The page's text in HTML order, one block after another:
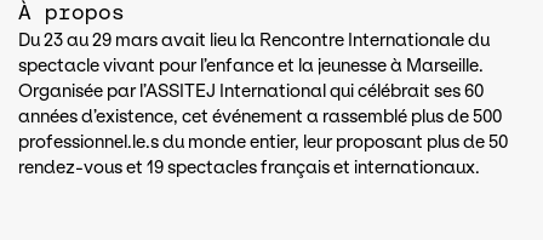
À propos
Du 23 au 29 mars avait lieu la Rencontre Internationale du
spectacle vivant pour l’enfance et la jeunesse à Marseille.
Organisée par l’ASSITEJ International qui célébrait ses 60
années d’existence, cet événement a rassemblé plus de 500
professionnel.le.s du monde entier, leur proposant plus de 50
rendez-vous et 19 spectacles français et internationaux.